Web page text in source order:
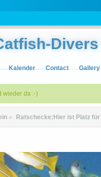
Divers
Kalender Contact Gallery
wieder da :-)
» Ratschecke;Hier ist Platz